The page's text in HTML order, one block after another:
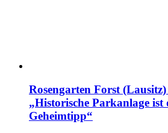
Rosengarten Forst
„Historische Parkanlage ist
Geheimtipp“